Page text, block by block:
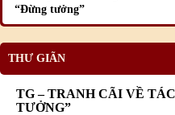
“Đừng tưởng”
THƯ GIÃN
TG – TRANH CÃI VỀ
TƯỞNG”